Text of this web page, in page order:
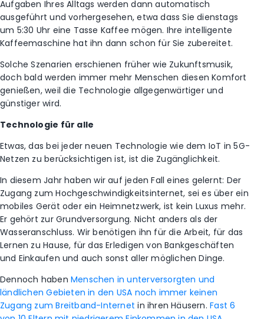
Aufgaben Ihres Alltags werden dann automatisch
ausgeführt und vorhergesehen, etwa dass Sie dienstags
um 5:30 Uhr eine Tasse Kaffee mögen. Ihre intelligente
Kaffeemaschine hat ihn dann schon für Sie zubereitet.
Solche Szenarien erschienen früher wie Zukunftsmusik,
doch bald werden immer mehr Menschen diesen Komfort
genießen, weil die Technologie allgegenwärtiger und
günstiger wird.
Technologie für alle
Etwas, das bei jeder neuen Technologie wie dem IoT in 5G-
Netzen zu berücksichtigen ist, ist die Zugänglichkeit.
In diesem Jahr haben wir auf jeden Fall eines gelernt: Der
Zugang zum Hochgeschwindigkeitsinternet, sei es über ein
mobiles Gerät oder ein Heimnetzwerk, ist kein Luxus mehr.
Er gehört zur Grundversorgung. Nicht anders als der
Wasseranschluss. Wir benötigen ihn für die Arbeit, für das
Lernen zu Hause, für das Erledigen von Bankgeschäften
und Einkaufen und auch sonst aller möglichen Dinge.
Dennoch haben Menschen in unterversorgten und
ländlichen Gebieten in den USA noch immer keinen
Zugang zum Breitband-Internet in ihren Häusern.Fast 6